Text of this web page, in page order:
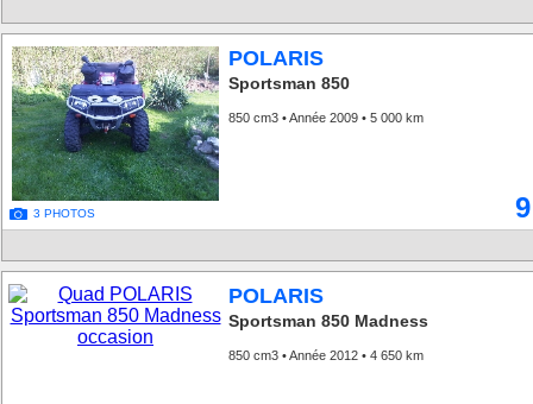
3 PHOTOS
POLARIS
Sportsman 850
850 cm3 • Année 2009 • 5 000 km
POLARIS
Sportsman 850 Madness
850 cm3 • Année 2012 • 4 650 km